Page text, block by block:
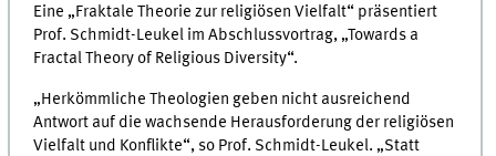
Eine „Fraktale Theorie zur religiösen Vielfalt“ präsentiert
Prof. Schmidt-Leukel im Abschlussvortrag, „Towards a
Fractal Theory of Religious Diversity“.
„Herkömmliche Theologien geben nicht ausreichend
Antwort auf die wachsende Herausforderung der religiösen
Vielfalt und Konflikte“, so Prof. Schmidt-Leukel. „Statt